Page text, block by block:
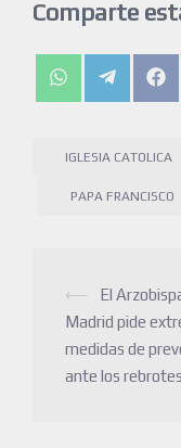
Comparte
IGLESIA CATOLICA
PAPA FRANCISCO
⟵
El
Madrid pide
medidas de
ante los rebrotes